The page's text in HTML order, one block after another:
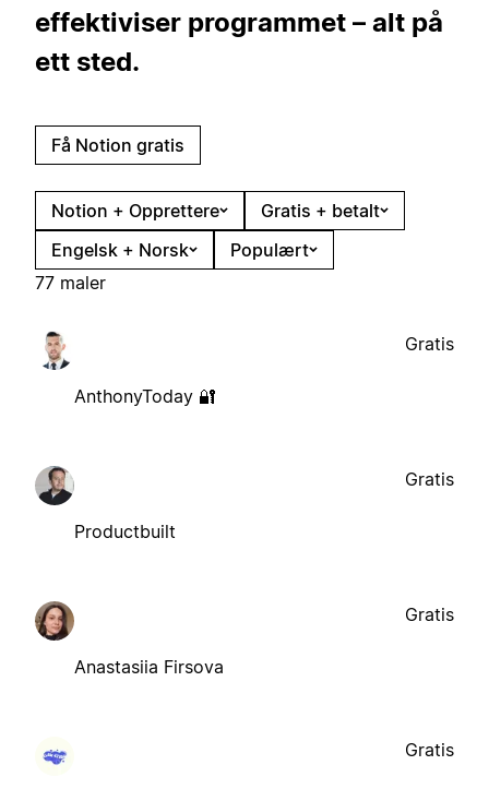
effektiviser programmet – alt på
ett sted.
Få Notion gratis
Notion + Opprettere
Gratis + betalt
Engelsk + Norsk
Populært
77 maler
AnthonyToday 🔐
Gratis
Productbuilt
Gratis
Anastasiia Firsova
Gratis
Gratis